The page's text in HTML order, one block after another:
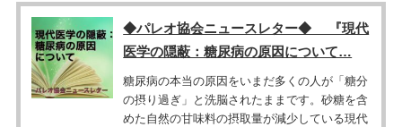
◆パレオ協会ニュースレター◆ 『現代
医学の隠蔽：糖尿病の原因について…
糖尿病の本当の原因をいまだ多くの人が「糖分
の摂り過ぎ」と洗脳されたままです。砂糖を含
めた自然の甘味料の摂取量が減少している現代